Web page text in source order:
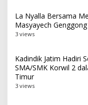
La Nyalla Bersama
Masyayech Genggong
3 views
Kadindik Jatim Hadiri
SMA/SMK Korwil 2
Timur
3 views